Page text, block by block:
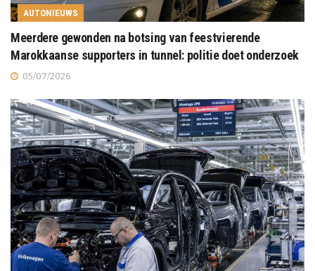
AUTONIEUWS
Meerdere gewonden na botsing van feestvierende
Marokkaanse supporters in tunnel: politie doet onderzoek
05/07/2026